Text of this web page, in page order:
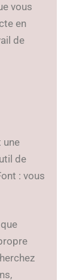
vous
en
de
une
de
: vous